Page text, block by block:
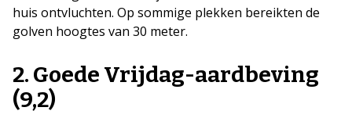
huis ontvluchten. Op sommige plekken bereikten de
golven hoogtes van 30 meter.
2. Goede Vrijdag-aardbeving
(9,2)